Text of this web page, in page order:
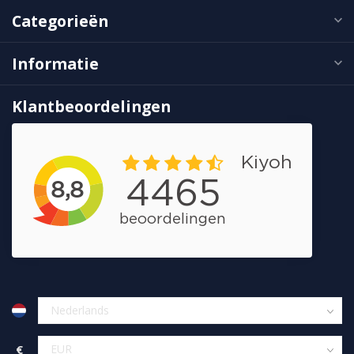
Categorieën
Informatie
Klantbeoordelingen
€